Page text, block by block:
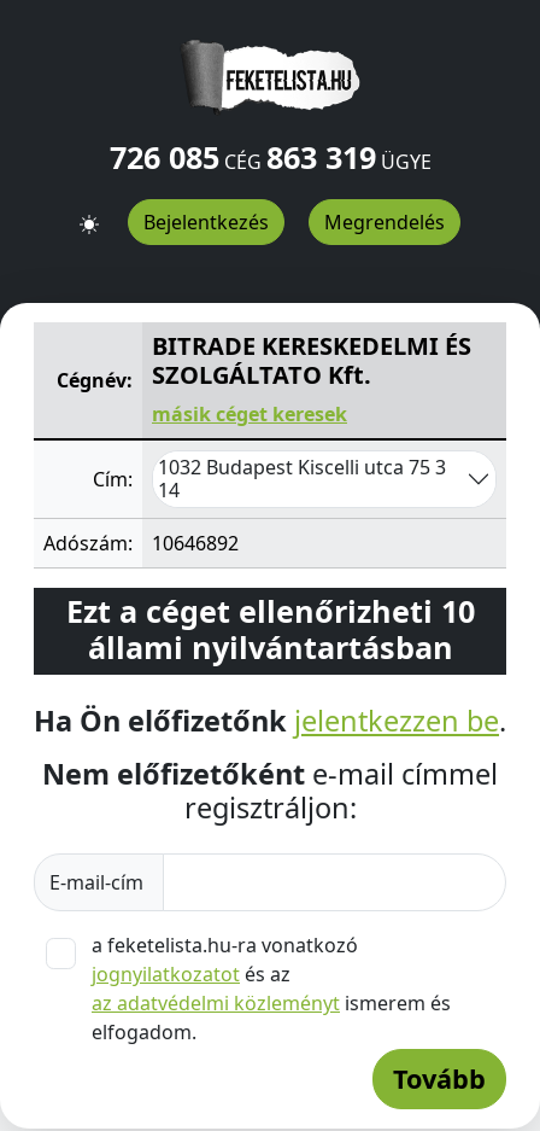
726 085CÉG 863 319ÜGYE
Bejelentkezés Megrendelés
BITRADE KERESKEDELMI ÉS SZOLGÁLTATO Kft. Kiscelli
Cégnév:
BITRADE KERESKEDELMI ÉS
SZOLGÁLTATO Kft.
másik céget keresek
Cím:
1032 Budapest Kiscelli utca 75 3
14
Adószám:
10646892
Ezt a céget ellenőrizheti 10
állami nyilvántartásban
Ha Ön előfizetőnk jelentkezzen be.
Nem előfizetőként e-mail címmel
regisztráljon:
E-mail-cím
a feketelista.hu-ra vonatkozó
jognyilatkozatot és az
az adatvédelmi közleményt ismerem és
elfogadom.
Tovább